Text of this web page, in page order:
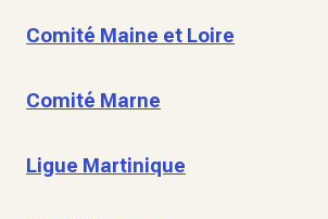
Comité Maine et Loire
Comité Marne
Ligue Martinique